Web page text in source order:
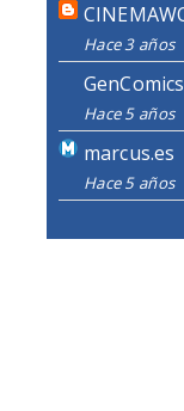
Hace 3 años
GenComics
Hace 5 años
marcus.es
Hace 5 años